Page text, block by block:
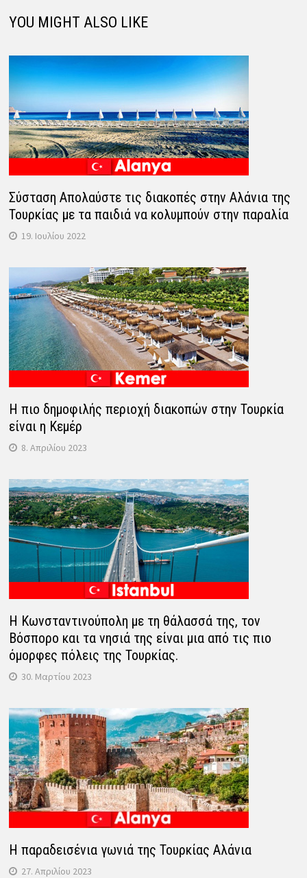
YOU MIGHT ALSO LIKE
Σύσταση Απολαύστε τις διακοπές στην Αλάνια της
Τουρκίας με τα παιδιά να κολυμπούν στην παραλία
19. Ιουλίου 2022
Η πιο δημοφιλής περιοχή διακοπών στην Τουρκία
είναι η Κεμέρ
8. Απριλίου 2023
Η Κωνσταντινούπολη με τη θάλασσά της, τον
Βόσπορο και τα νησιά της είναι μια από τις πιο
όμορφες πόλεις της Τουρκίας.
30. Μαρτίου 2023
Η παραδεισένια γωνιά της Τουρκίας Αλάνια
27. Απριλίου 2023